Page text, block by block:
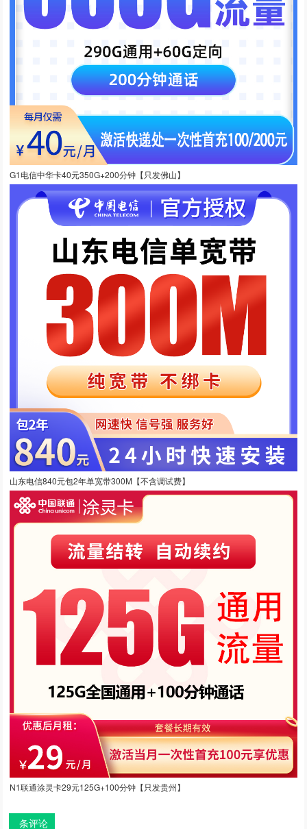
G1电信中华卡40元350G+200分钟【只发佛山】
山东电信840元包2年单宽带300M【不含调试费】
N1联通涂灵卡29元125G+100分钟【只发贵州】
条评论